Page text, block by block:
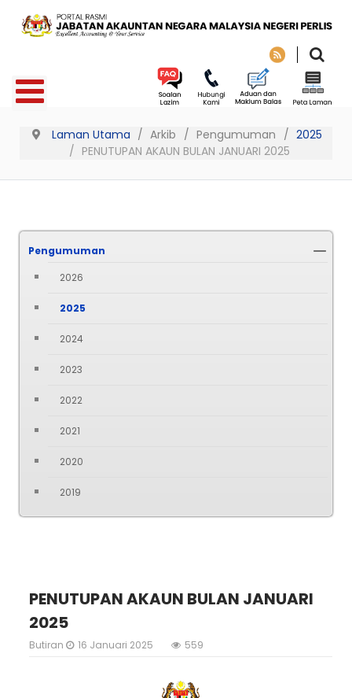
Laman Utama Arkib Pengumuman
2025
PENUTUPAN AKAUN BULAN JANUARI 2025
Pengumuman
2026
2025
2024
2023
2022
2021
2020
2019
PENUTUPAN AKAUN BULAN JANUARI
2025
Butiran 16 Januari 2025 559